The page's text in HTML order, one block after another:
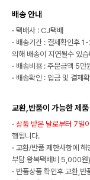
배송 안내
· 택배사 : CJ택배
· 배송기간 : 결제확인후
의해 배송이 지연될수 있
· 배송비용 : 주문금액 5
· 배송확인 : 입금 및 결제
교환,반품이 가능한 제품
· 상품 받은 날로부터 7일
행됩니다.
· 교환/반품 제한사항에 해
부담 왕복택배비 5,000원)
· 반품상품 확인후 교환,반